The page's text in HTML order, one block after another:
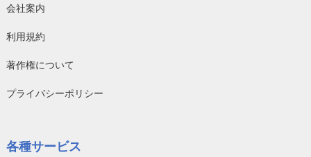
会社案内
利用規約
著作権について
プライバシーポリシー
各種サービス